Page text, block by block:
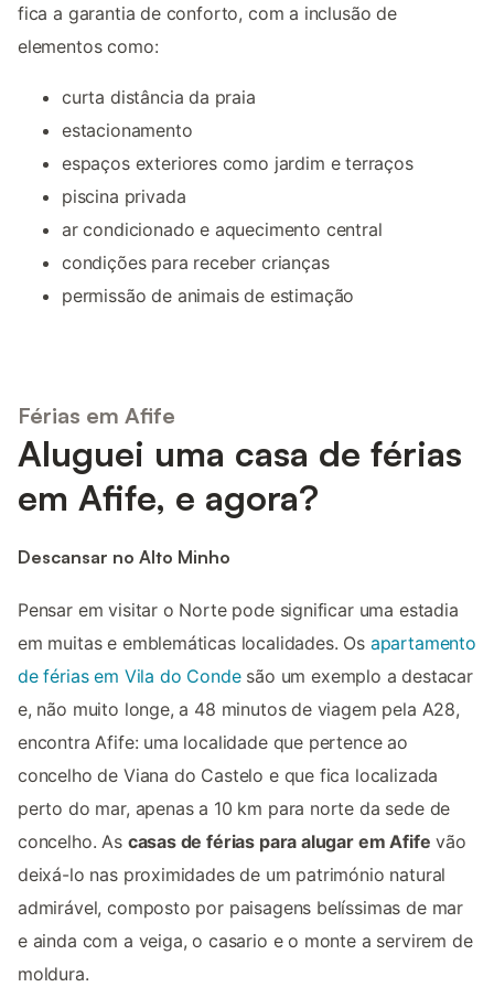
fica a garantia de conforto, com a inclusão de
elementos como:
curta distância da praia
estacionamento
espaços exteriores como jardim e terraços
piscina privada
ar condicionado e aquecimento central
condições para receber crianças
permissão de animais de estimação
Férias em Afife
Aluguei uma casa de férias
em Afife, e agora?
Descansar no Alto Minho
Pensar em visitar o Norte pode significar uma estadia
em muitas e emblemáticas localidades. Os apartamento
de férias em Vila do Condesão um exemplo a destacar
e, não muito longe, a 48 minutos de viagem pela A28,
encontra Afife: uma localidade que pertence ao
concelho de Viana do Castelo e que fica localizada
perto do mar, apenas a 10 km para norte da sede de
concelho. As casas de férias para alugar em Afife vão
deixá-lo nas proximidades de um património natural
admirável, composto por paisagens belíssimas de mar
e ainda com a veiga, o casario e o monte a servirem de
moldura.